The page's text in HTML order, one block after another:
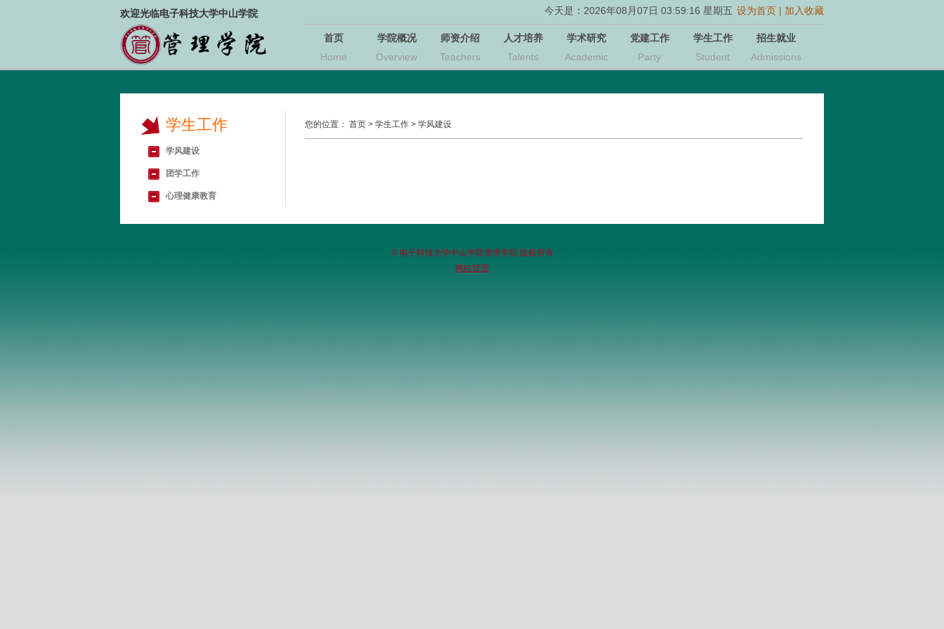
欢迎光临电子科技大学中山学院 今天是：2026年08月07日 03:59:16 星期五 设为首页 | 加入收藏
首页
Home
学院概况
Overview
师资介绍
Teachers
人才培养
Talents
学术研究
Academic
党建工作
Party
学生工作
Student
招生就业
Admissions
学生工作
学风建设
团学工作
心理健康教育
您的位置： 首页 > 学生工作 > 学风建设
© 电子科技大学中山学院管理学院 版权所有
网站管理